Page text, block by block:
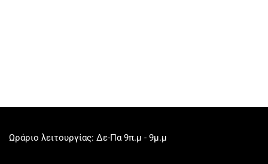
Ωράριο λειτουργίας: Δε-Πα 9π.μ - 9μ.μ